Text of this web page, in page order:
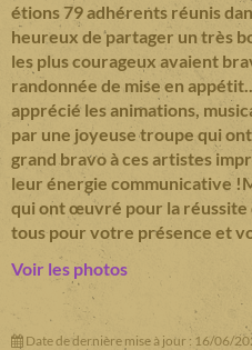
étions 79 adhérents réunis
heureux de partager un très
les plus courageux avaient
randonnée de mise en
apprécié les animations,
par une joyeuse troupe qui
grand bravo à ces artistes
leur énergie communicative
qui ont œuvré pour la
tous pour votre présence et
Voir les photos
Date de dernière mise à jour : 16/06/